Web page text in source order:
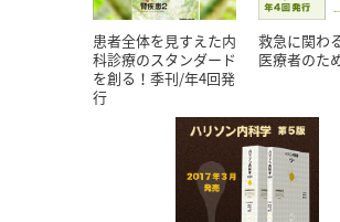
患者全体を見すえた内
科診療のスタンダード
を創る！季刊/年4回発
行
救急に関わ
医療者のた